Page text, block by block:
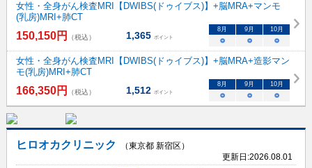
女性・全身がん検査MRI【DWIBS(ドゥイブス)】+脳MRA+マンモ
(乳房)MRI+肺CT
150,150円 （税込） 1,365 ポイント
8月 9月 10月
○ ○ ○
女性・全身がん検査MRI【DWIBS(ドゥイブス)】+脳MRA+造影マン
モ(乳房)MRI+肺CT
166,350円 （税込） 1,512 ポイント
8月 9月 10月
○ ○ ○
ヒロオカクリニック
（東京都 新宿区）
更新日:2026.08.01